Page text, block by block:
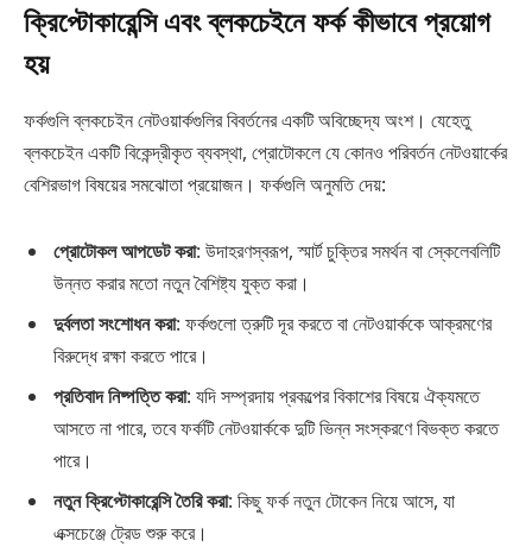
ক্রিপ্টোকারেন্সি এবং ব্লকচেইনে ফর্ক কীভাবে প্রয়োগ
হয়
ফর্কগুলি ব্লকচেইন নেটওয়ার্কগুলির বিবর্তনের একটি অবিচ্ছেদ্য অংশ। যেহেতু
ব্লকচেইন একটি বিকেন্দ্রীকৃত ব্যবস্থা, প্রোটোকলে যে কোনও পরিবর্তন নেটওয়ার্কের
বেশিরভাগ বিষয়ের সমঝোতা প্রয়োজন। ফর্কগুলি অনুমতি দেয়:
প্রোটোকল আপডেট করা: উদাহরণস্বরূপ, স্মার্ট চুক্তির সমর্থন বা স্কেলেবলিটি
উন্নত করার মতো নতুন বৈশিষ্ট্য যুক্ত করা।
দুর্বলতা সংশোধন করা: ফর্কগুলো ত্রুটি দূর করতে বা নেটওয়ার্ককে আক্রমণের
বিরুদ্ধে রক্ষা করতে পারে।
প্রতিবাদ নিষ্পত্তি করা: যদি সম্প্রদায় প্রকল্পের বিকাশের বিষয়ে ঐক্যমতে
আসতে না পারে, তবে ফর্কটি নেটওয়ার্ককে দুটি ভিন্ন সংস্করণে বিভক্ত করতে
পারে।
নতুন ক্রিপ্টোকারেন্সি তৈরি করা: কিছু ফর্ক নতুন টোকেন নিয়ে আসে, যা
এক্সচেঞ্জে ট্রেড শুরু করে।